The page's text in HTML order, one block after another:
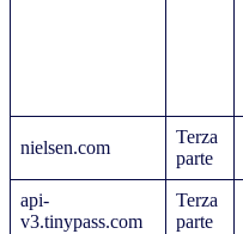
nielsen.com
Terza
parte
api-
v3.tinypass.com
Terza
parte